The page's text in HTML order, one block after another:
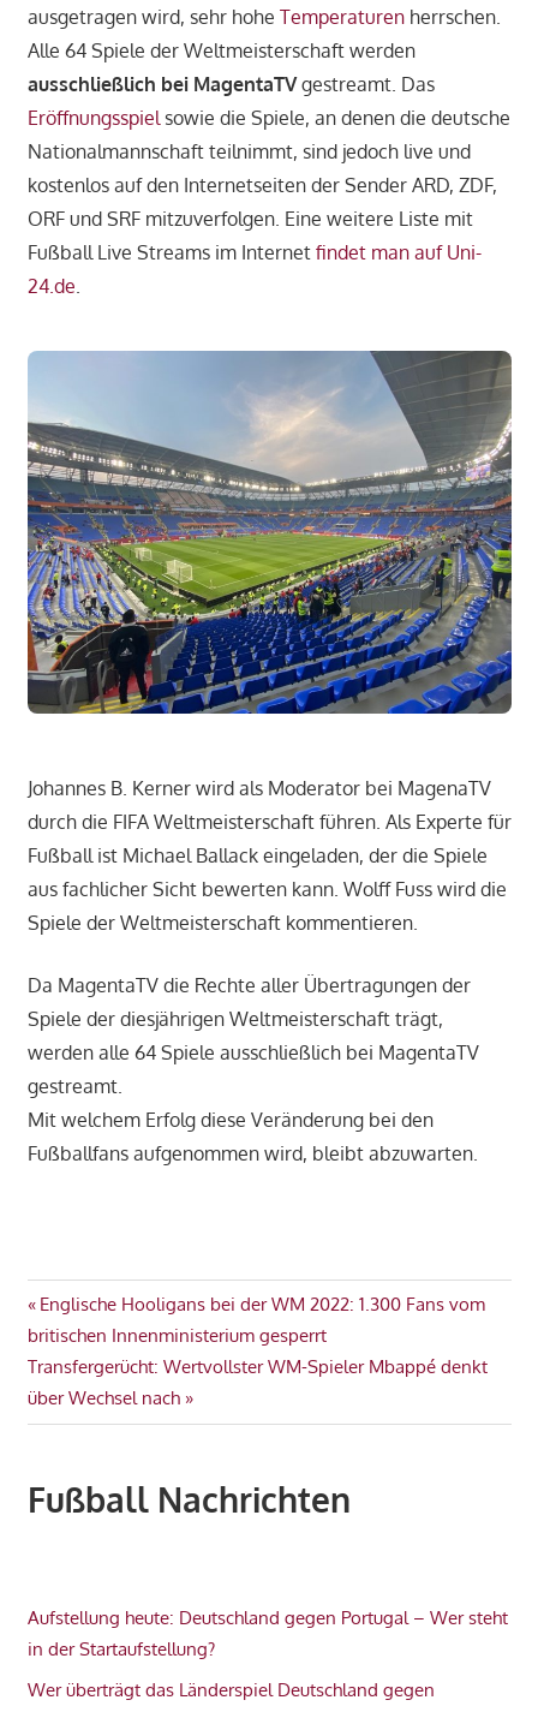
ausgetragen wird, sehr hohe Temperaturenherrschen.
Alle 64 Spiele der Weltmeisterschaft werden
ausschließlich bei MagentaTVgestreamt. Das
Eröffnungsspiel sowie die Spiele, an denen die deutsche
Nationalmannschaft teilnimmt, sind jedoch live und
kostenlos auf den Internetseiten der Sender ARD, ZDF,
ORF und SRF mitzuverfolgen. Eine weitere Liste mit
Fußball Live Streams im Internet findet man auf Uni-
24.de
Johannes B. Kerner wird als Moderator bei MagenaTV
durch die FIFA Weltmeisterschaft führen. Als Experte für
Fußball ist Michael Ballack eingeladen, der die Spiele
aus fachlicher Sicht bewerten kann. Wolff Fuss wird die
Spiele der Weltmeisterschaft kommentieren.
Da MagentaTV die Rechte aller Übertragungen der
Spiele der diesjährigen Weltmeisterschaft trägt,
werden alle 64 Spiele ausschließlich bei MagentaTV
gestreamt.
Mit welchem Erfolg diese Veränderung bei den
Fußballfans aufgenommen wird, bleibt abzuwarten.
TV
WM
Beitragsnavigation
Vorheriger
Beitrag:
Englische Hooligans bei der WM 2022: 1.300 Fans vom
britischen Innenministerium gesperrt
Nächster
Beitrag:
Transfergerücht: Wertvollster WM-Spieler Mbappé denkt
über Wechsel nach
Fußball Nachrichten
Aufstellung heute: Deutschland gegen Portugal – Wer steht
in der Startaufstellung?
Wer überträgt das Länderspiel Deutschland gegen